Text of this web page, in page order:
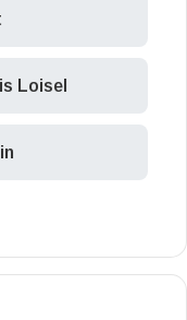
Loisel